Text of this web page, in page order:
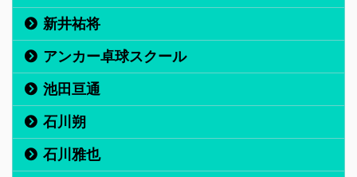
新井祐将
アンカー卓球スクール
池田亘通
石川朔
石川雅也